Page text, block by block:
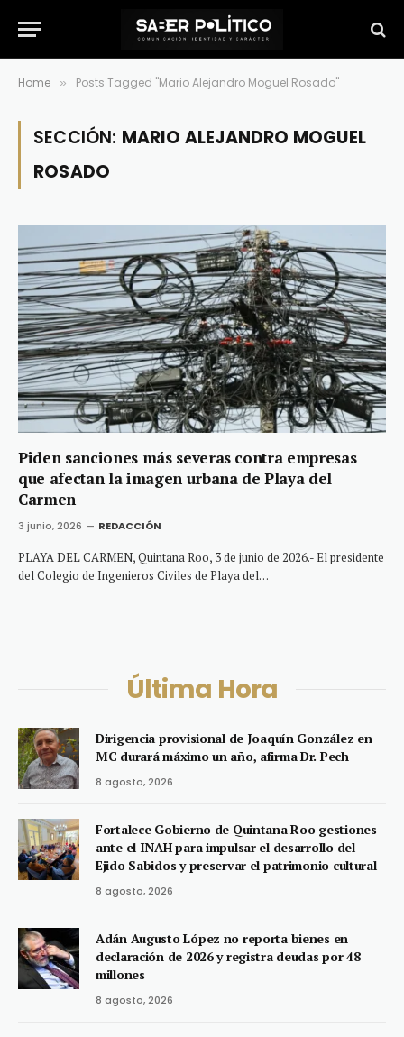
Home » Posts Tagged "Mario Alejandro Moguel Rosado"
SECCIÓN: MARIO ALEJANDRO MOGUEL
ROSADO
Piden sanciones más severas contra empresas
que afectan la imagen urbana de Playa del
Carmen
3 junio, 2026 REDACCIÓN
PLAYA DEL CARMEN, Quintana Roo, 3 de junio de 2026.- El presidente
del Colegio de Ingenieros Civiles de Playa del…
Última Hora
Dirigencia provisional de Joaquín González en
MC durará máximo un año, afirma Dr. Pech
8 agosto, 2026
Fortalece Gobierno de Quintana Roo gestiones
ante el INAH para impulsar el desarrollo del
Ejido Sabidos y preservar el patrimonio cultural
8 agosto, 2026
Adán Augusto López no reporta bienes en
declaración de 2026 y registra deudas por 48
millones
8 agosto, 2026